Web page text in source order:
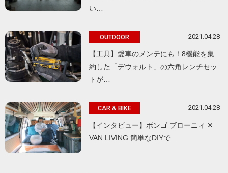
い…
OUTDOOR 2021.04.28
【工具】愛車のメンテにも！8機能を集
約した「デウォルト」の六角レンチセッ
トが…
CAR & BIKE 2021.04.28
【インタビュー】ボンゴ ブローニィ ✕
VAN LIVING 簡単なDIYで…